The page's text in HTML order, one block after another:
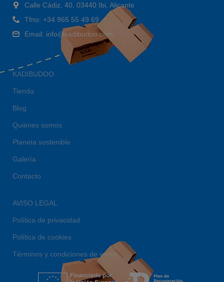
Calle Cádiz, 40, 03440 Ibi, Alicante
Tfno: +34 965 55 49 69
Email: info@kadibudoo.com
KADIBUDOO
Tienda
Blog
Quiénes somos
Planeta sostenible
Galería
Contacto
AVISO LEGAL
Política de privacidad
Política de cookies
Términos y condiciones de venta